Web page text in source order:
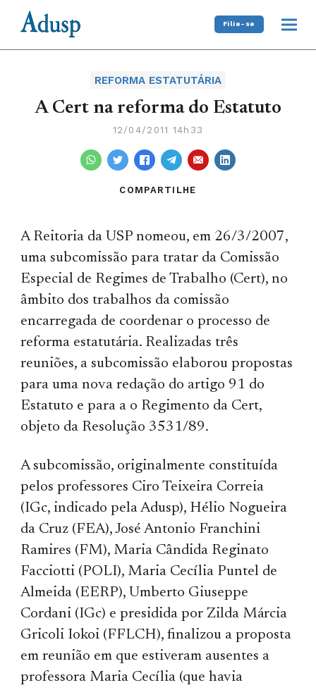
Filie-se
REFORMA ESTATUTÁRIA
A Cert na reforma do Estatuto
12/04/2011 14h33
COMPARTILHE
A Reitoria da USP nomeou, em 26/3/2007,
uma subcomissão para tratar da Comissão
Especial de Regimes de Trabalho (Cert), no
âmbito dos trabalhos da comissão
encarregada de coordenar o processo de
reforma estatutária. Realizadas três
reuniões, a subcomissão elaborou propostas
para uma nova redação do artigo 91 do
Estatuto e para a o Regimento da Cert,
objeto da Resolução 3531/89.
A subcomissão, originalmente constituída
pelos professores Ciro Teixeira Correia
(IGc, indicado pela Adusp), Hélio Nogueira
da Cruz (FEA), José Antonio Franchini
Ramires (FM), Maria Cândida Reginato
Facciotti (POLI), Maria Cecília Puntel de
Almeida (EERP), Umberto Giuseppe
Cordani (IGc) e presidida por Zilda Márcia
Gricoli Iokoi (FFLCH), finalizou a proposta
em reunião em que estiveram ausentes a
professora Maria Cecília (que havia